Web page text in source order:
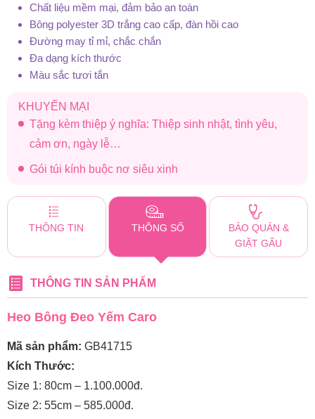
Chất liệu mềm mại, đảm bảo an toàn
Bông polyester 3D trắng cao cấp, đàn hồi cao
Đường may tỉ mỉ, chắc chắn
Đa dạng kích thước
Màu sắc tươi tắn
KHUYẾN MẠI
Tặng kèm thiệp ý nghĩa: Thiệp sinh nhật, tình yêu,
cảm ơn, ngày lễ…
Gói túi kính buộc nơ siêu xinh
THÔNG TIN THÔNG SỐ
BẢO QUẢN &
GIẶT GẤU
THÔNG TIN SẢN PHẨM
Heo Bông Đeo Yếm Caro
Mã sản phẩm: GB41715
Kích Thước:
Size 1: 80cm – 1.100.000đ.
Size 2: 55cm – 585.000đ.